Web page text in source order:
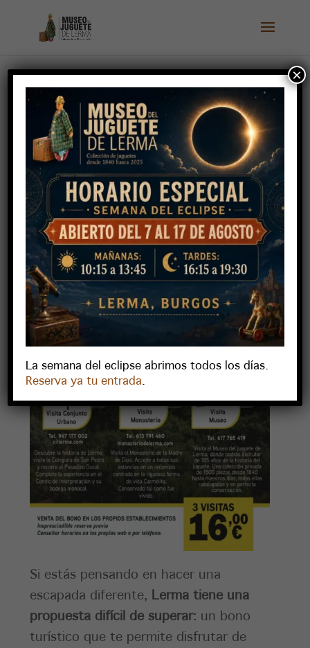
Bono Turístico de
Lerma – Descubre
Lerma a fondo
Si estás pensando en hacer una
escapada diferente, Lerma tiene una
propuesta difícil de superar: un bono
turístico que te permite disfrutar de
La semana del eclipse abrimos todos los días.
Reserva ya tu entrada
×